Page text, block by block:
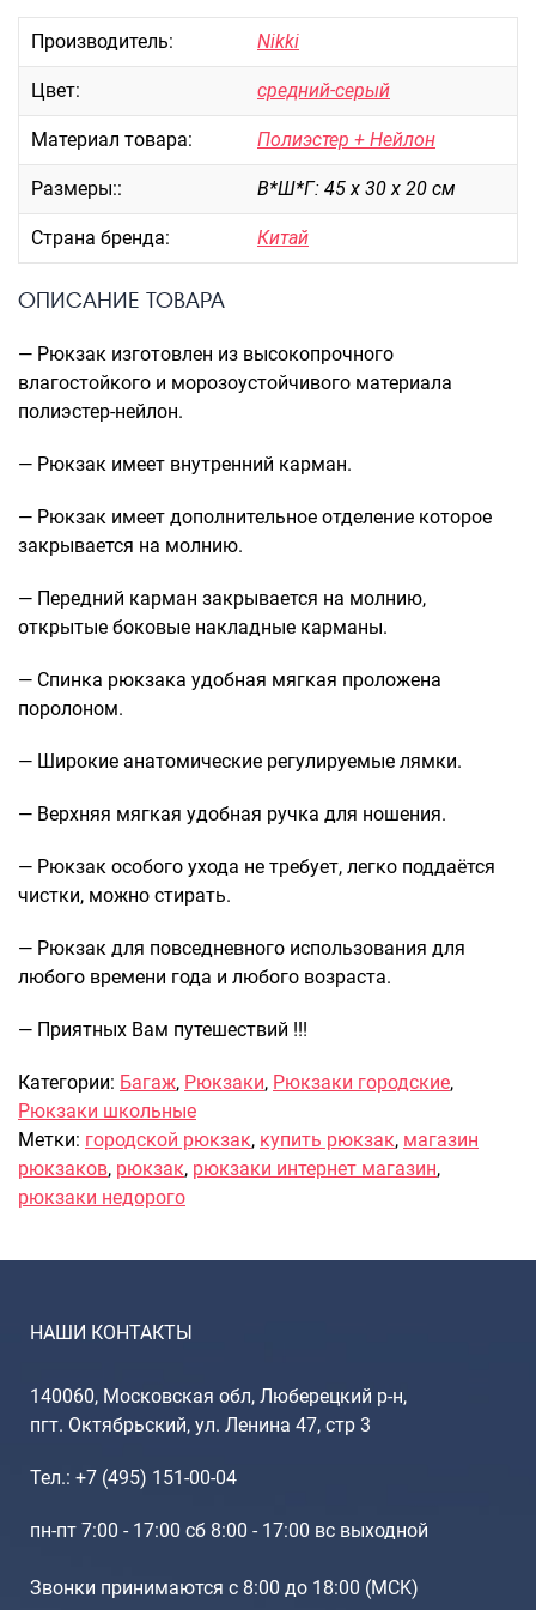
Аксессуары
ЧЕХЛЫ ДЛЯ ЧЕМОДАНОВ
Мешки для обуви
Пеналы для школы
Новинки
Багаж
Чемоданы на колесах
Рюкзаки детские для детских
Бьюти-кейсы
Распродажа
Сумки
Сумки колесные
Сумки поясные
Сумки пляжные
Сумки-тележки хозяйственные
Сумки-рюкзаки на колёсах
Рюкзаки
Рюкзаки подростковые
Рюкзаки детские
Рюкзаки туристические
Аксессуары
Пеналы для школы
Производитель: Nikki
Цвет: средний-серый
Материал товара: Полиэстер + Нейлон
Размеры:: В*Ш*Г: 45 х 30 х 20 см
Страна бренда: Китай
ОПИСАНИЕ ТОВАРА
— Рюкзак изготовлен из высокопрочного
влагостойкого и морозоустойчивого материала
полиэстер-нейлон.
— Рюкзак имеет внутренний карман.
— Рюкзак имеет дополнительное отделение которое
закрывается на молнию.
— Передний карман закрывается на молнию,
открытые боковые накладные карманы.
— Спинка рюкзака удобная мягкая проложена
поролоном.
— Широкие анатомические регулируемые лямки.
— Верхняя мягкая удобная ручка для ношения.
— Рюкзак особого ухода не требует, легко поддаётся
чистки, можно стирать.
— Рюкзак для повседневного использования для
любого времени года и любого возраста.
— Приятных Вам путешествий !!!
Категории: Багаж, Рюкзаки, Рюкзаки городские,
Рюкзаки школьные
Метки: городской рюкзак, купить рюкзак, магазин
рюкзаков, рюкзак, рюкзаки интернет магазин,
рюкзаки недорого
НАШИ КОНТАКТЫ
140060, Московская обл, Люберецкий р-н,
пгт. Октябрьский, ул. Ленина 47, стр 3
Тел.: +7 (495) 151-00-04
пн-пт 7:00 - 17:00 сб 8:00 - 17:00 вс выходной
Звонки принимаются с 8:00 до 18:00 (МCK)